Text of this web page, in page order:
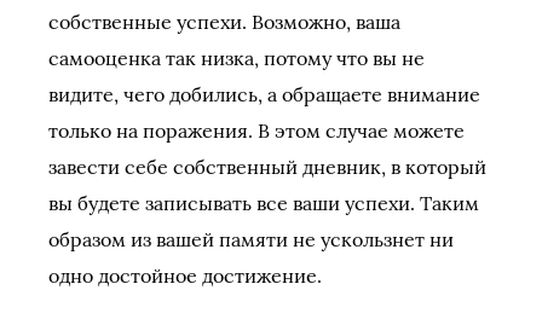
собственные успехи. Возможно, ваша
самооценка так низка, потому что вы не
видите, чего добились, а обращаете внимание
только на поражения. В этом случае можете
завести себе собственный дневник, в который
вы будете записывать все ваши успехи. Таким
образом из вашей памяти не ускользнет ни
одно достойное достижение.